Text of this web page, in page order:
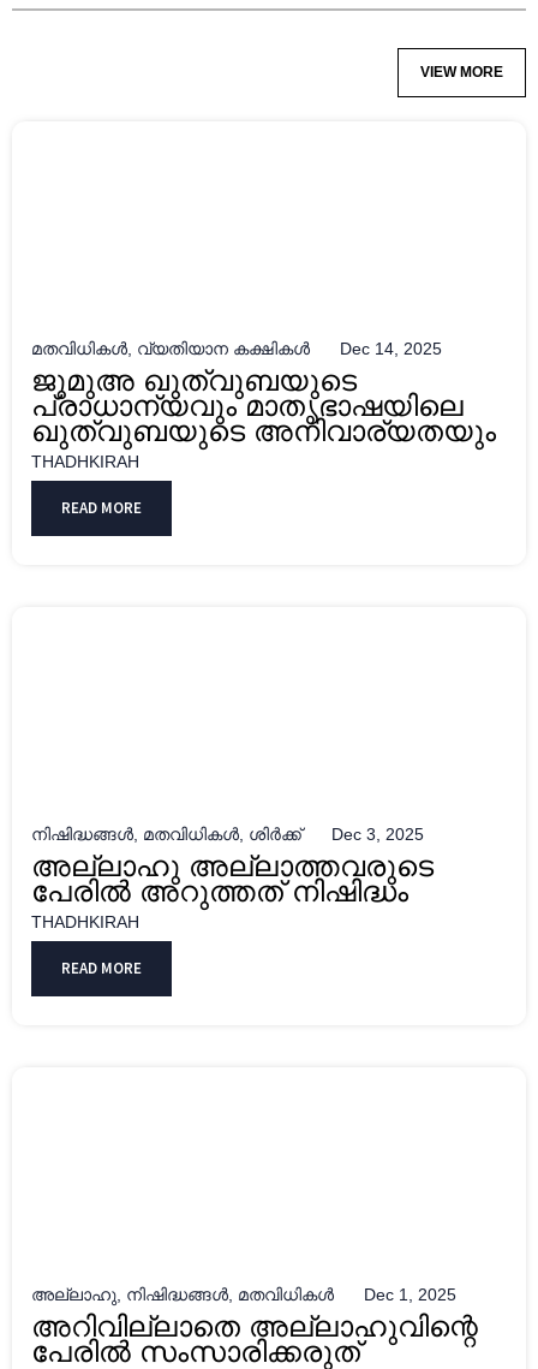
VIEW MORE
മതവിധികൾ വ്യതിയാന കക്ഷികൾ Dec 14, 2025
ജുമുഅ ഖുത്വുബയുടെ
പ്രാധാന്യവും മാതൃഭാഷയിലെ
ഖുത്വുബയുടെ അനിവാര്യതയും
THADHKIRAH
READ MORE
നിഷിദ്ധങ്ങൾ മതവിധികൾ ശിർക്ക് Dec 3, 2025
അല്ലാഹു അല്ലാത്തവരുടെ
പേരില്‍ അറുത്തത് നിഷിദ്ധം
THADHKIRAH
READ MORE
അല്ലാഹു നിഷിദ്ധങ്ങൾ മതവിധികൾ Dec 1, 2025
അറിവില്ലാതെ അല്ലാഹുവിന്റെ
പേരില്‍ സംസാരിക്കരുത്